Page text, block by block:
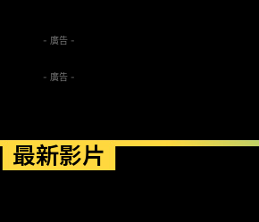
- 廣告 -
- 廣告 -
最新影片